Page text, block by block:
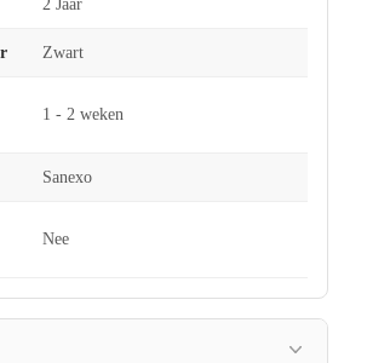
2 Jaar
Zwart
1 - 2 weken
Sanexo
Nee